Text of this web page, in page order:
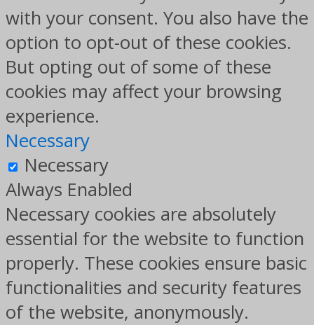
with your consent. You also have the
option to opt-out of these cookies.
But opting out of some of these
cookies may affect your browsing
experience.
Necessary
Necessary
Always Enabled
Necessary cookies are absolutely
essential for the website to function
properly. These cookies ensure basic
functionalities and security features
of the website, anonymously.